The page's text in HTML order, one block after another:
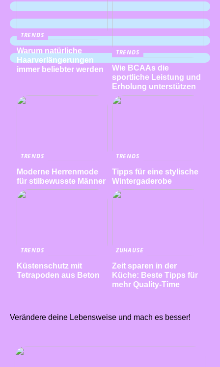
TRENDS
Warum natürliche
Haarverlängerungen
immer beliebter werden
TRENDS
Wie BCAAs die
sportliche Leistung und
Erholung unterstützen
TRENDS
Moderne Herrenmode
für stilbewusste Männer
TRENDS
Tipps für eine stylische
Wintergaderobe
TRENDS
Küstenschutz mit
Tetrapoden aus Beton
ZUHAUSE
Zeit sparen in der
Küche: Beste Tipps für
mehr Quality-Time
Verändere deine Lebensweise und mach es besser!